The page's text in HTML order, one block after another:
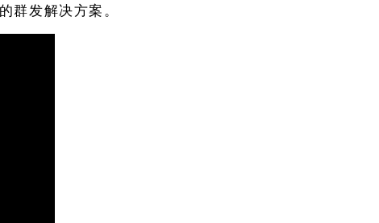
群发解决方案。